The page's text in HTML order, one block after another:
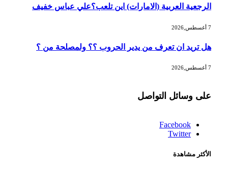
الرجعية العربية (الامارات) اين تلعب؟علي عباس خفيف
هل تريد ان تعرف من يدير الحروب ؟؟ ولمصلحة من ؟
على وسائل التواصل
Facebook
Twitter
الأكثر مشاهدة